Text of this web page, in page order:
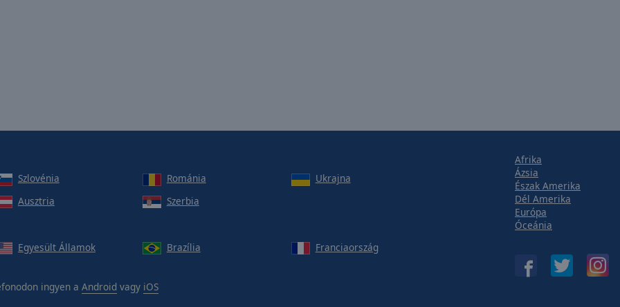
Szlovénia Románia
Ukrajna
Ausztria Szerbia
Egyesült Államok Brazília Franciaország
ingyen a Android vagy iOS
Afrika
Ázsia
Észak Amerika
Dél Amerika
Európa
Óceánia